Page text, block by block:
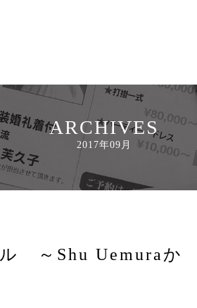
ARCHIVES
2017年09月
～Shu Uemuraか